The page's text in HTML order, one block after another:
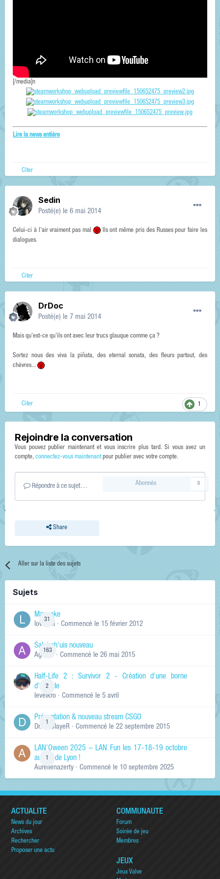
[/media]n
Lire la news entière
Citer
Sedin
Posté(e) le 6 mai 2014
Celui-ci à l'air vraiment pas mal
Ils ont même pris des Russes pour faire les
dialogues.
Citer
DrDoc
Posté(e) le 7 mai 2014
Mais qu'est-ce qu'ils ont avec leur trucs glauque comme ça ?
Sortez nous des viva la piñata, des eternal sonata, des fleurs partout, des
chèvres...
Citer
Rejoindre la conversation
Vous pouvez publier maintenant et vous inscrire plus tard. Si vous avez un
compte, connectez-vous maintenantpour publier avec votre compte.
Répondre à ce sujet…
Share
Abonnés 0
Aller sur la liste des sujets
Sujets
31
Manneke
lowskill · Commencé le 15 février 2012
163
Salut ch'uis nouveau
Ag0Nie · Commencé le 26 mai 2015
2
Half-Life 2 : Survivor 2 - Création d'une borne
d'arcade
levelkro · Commencé le 5 avril
Présentation & nouveau stream CSGO
Dr.KinSlayeR · Commencé le 22 septembre 2015
LAN'Oween 2025 – LAN Fun les 17-18-19 octobre
au sud de Lyon !
Aurelienazerty · Commencé le 10 septembre 2025
ACTUALITÉ
News du jour
Archives
Rechercher
Proposer une actu
COMMUNAUTÉ
Forum
Soirée de jeu
Membres
JEUX
Jeux Valve